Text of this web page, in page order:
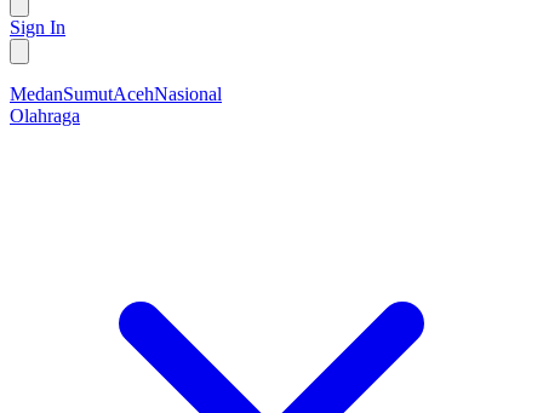
Sign In
MedanSumutAcehNasional
Olahraga